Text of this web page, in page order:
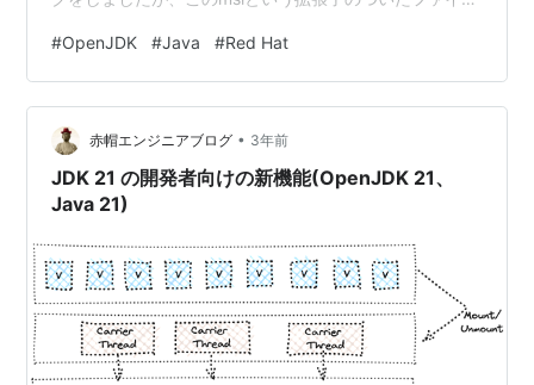
ァイルの中で、ソフトウェアのインストールに使えるフ
ァイルにつけられる拡張子です。Microsoft Windows
Installerの略となっています。 特別な拡張子が割り当て
られているだけではなく、中に含まれるファイルの実行
時のオプションや内容…
#OpenJDK #Java #Red Hat
赤帽エンジニアブログ • 3年前
JDK 21 の開発者向けの新機能(OpenJDK 21、
Java 21)